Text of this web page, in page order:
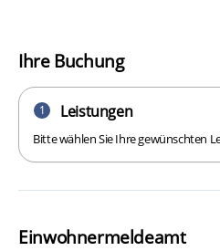
Einwohnermeldeamt
Ihre Buchung
1 Leistungen
Bitte wählen Sie Ihre gewünschten